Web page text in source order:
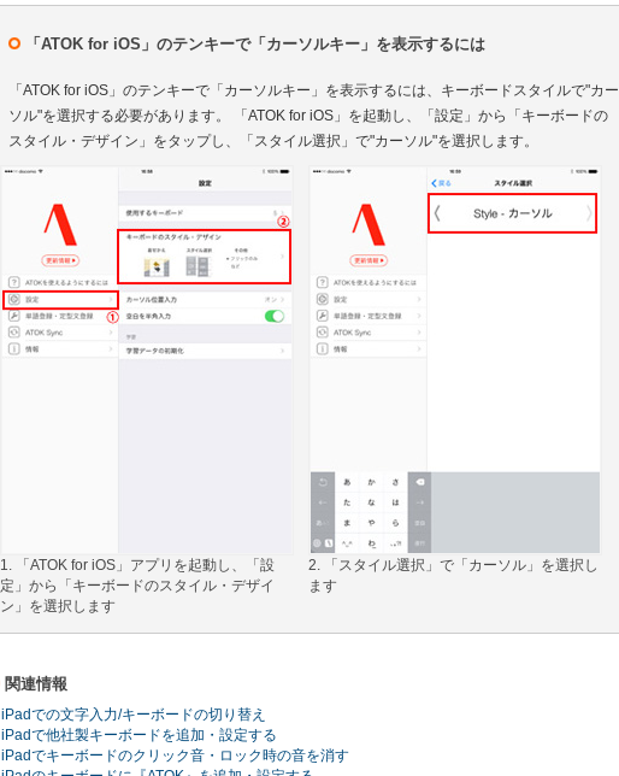
「ATOK for iOS」のテンキーで「カーソルキー」を表示するには
「ATOK for iOS」のテンキーで「カーソルキー」を表示するには、キーボードスタイルで"カー
ソル"を選択する必要があります。 「ATOK for iOS」を起動し、「設定」から「キーボードの
スタイル・デザイン」をタップし、「スタイル選択」で"カーソル"を選択します。
1. 「ATOK for iOS」アプリを起動し、「設
定」から「キーボードのスタイル・デザイ
ン」を選択します
2. 「スタイル選択」で「カーソル」を選択し
ます
関連情報
iPadでの文字入力/キーボードの切り替え
iPadで他社製キーボードを追加・設定する
iPadでキーボードのクリック音・ロック時の音を消す